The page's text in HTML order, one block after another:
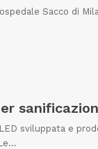
Sacco di
sviluppata e